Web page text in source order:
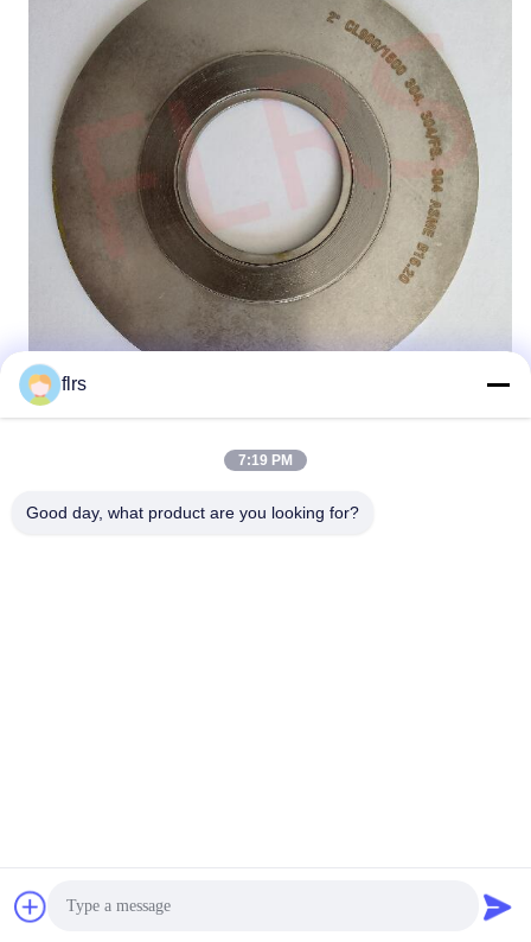
flrs
7:19 PM
Good day, what product are you looking for?